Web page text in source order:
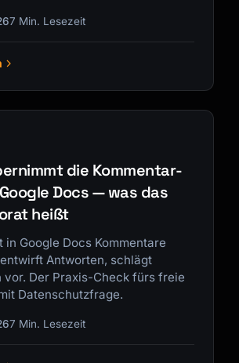
7 Min. Lesezeit
die Kommentar-
Docs — was das
heißt
in Google Docs Kommentare
Antworten, schlägt
vor. Der Praxis-Check fürs freie
Datenschutzfrage.
7 Min. Lesezeit